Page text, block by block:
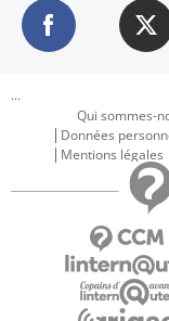
...
Qui sommes-
Données
Mentions légales